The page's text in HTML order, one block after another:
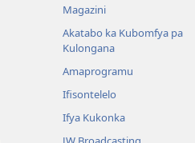
Magazini
Akatabo ka Kubomfya pa
Kulongana
Amaprogramu
Ifisontelelo
Ifya Kukonka